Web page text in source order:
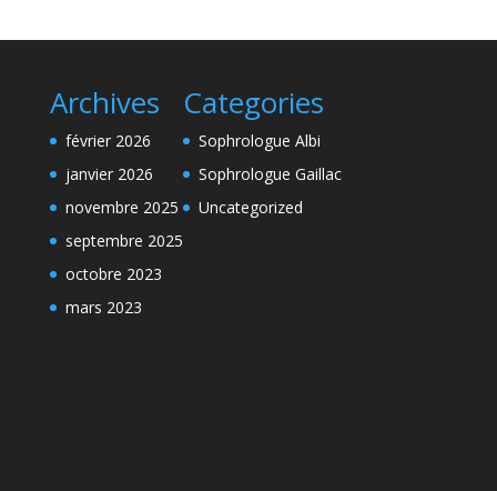
Archives
février 2026
janvier 2026
novembre 2025
septembre 2025
octobre 2023
mars 2023
Categories
Sophrologue Albi
Sophrologue Gaillac
Uncategorized